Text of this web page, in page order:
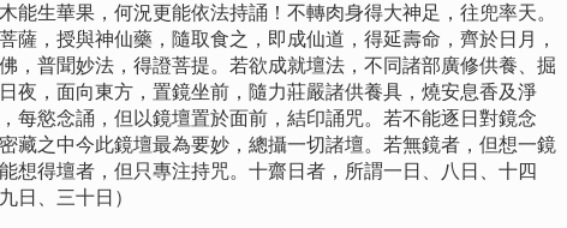
生華果，何況更能依法持誦！不轉肉身得大神足，往兜率天。
，授與神仙藥，隨取食之，即成仙道，得延壽命，齊於日月，
，普聞妙法，得證菩提。若欲成就壇法，不同諸部廣修供養、掘
夜，面向東方，置鏡坐前，隨力莊嚴諸供養具，燒安息香及淨
每慾念誦，但以鏡壇置於面前，結印誦咒。若不能逐日對鏡念
藏之中今此鏡壇最為要妙，總攝一切諸壇。若無鏡者，但想一鏡
想得壇者，但只專注持咒。十齋日者，所謂一日、八日、十四
日、三十日）